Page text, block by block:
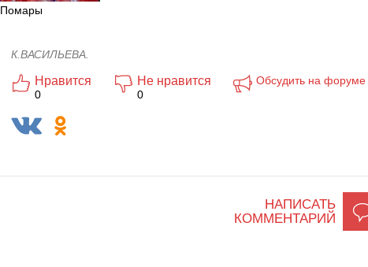
Помары
К.ВАСИЛЬЕВА.
Нравится
0
Не нравится
0
Обсудить на форуме
НАПИСАТЬ
КОММЕНТАРИЙ